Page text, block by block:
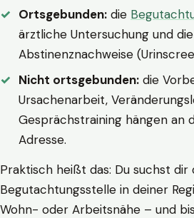
Ortsgebunden: die
ärztliche Untersuchung und
Abstinenznachweise
Nicht ortsgebunden: die
Ursachenarbeit,
Gesprächstraining hängen an
Adresse.
Praktisch heißt das: Du suchst dir
Begutachtungsstelle in deiner
Wohn- oder Arbeitsnähe – und